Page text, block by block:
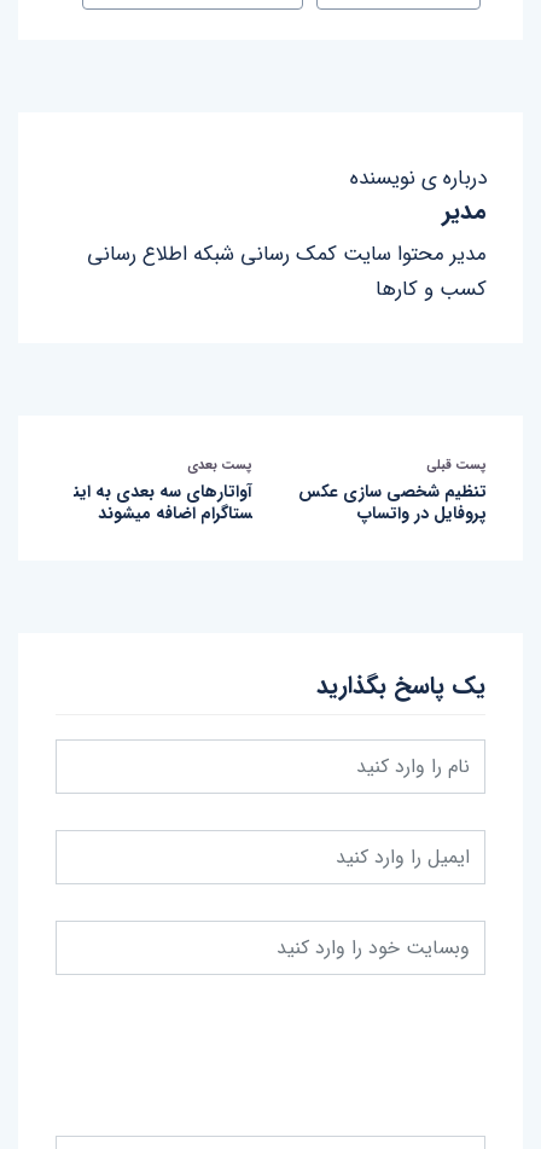
درباره ی نویسنده
مدیر
مدیر محتوا سایت کمک رسانی شبکه اطلاع رسانی
کسب و کارها
پست قبلی
تنظیم شخصی سازی عکس
پروفایل در واتساپ
پست بعدی
آواتارهای سه بعدی به این
ستاگرام اضافه میشوند
یک پاسخ بگذارید